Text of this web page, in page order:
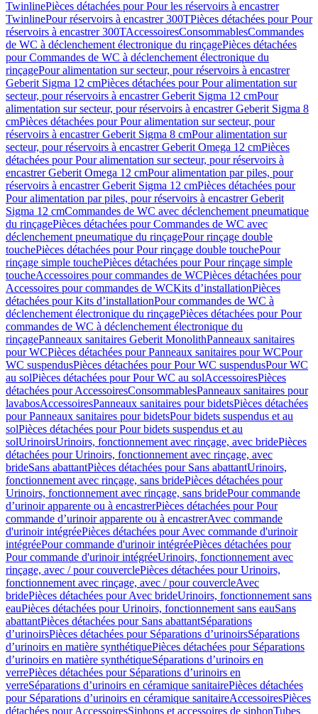
TwinlinePièces détachées pour Pour les réservoirs à encastrer
TwinlinePour réservoirs à encastrer 300TPièces détachées pour Pour
réservoirs à encastrer 300TAccessoiresConsommablesCommandes
de WC à déclenchement électronique du rinçagePièces détachées
pour Commandes de WC à déclenchement électronique du
rinçagePour alimentation sur secteur, pour réservoirs à encastrer
Geberit Sigma 12 cmPièces détachées pour Pour alimentation sur
secteur, pour réservoirs à encastrer Geberit Sigma 12 cmPour
alimentation sur secteur, pour réservoirs à encastrer Geberit Sigma 8
cmPièces détachées pour Pour alimentation sur secteur, pour
réservoirs à encastrer Geberit Sigma 8 cmPour alimentation sur
secteur, pour réservoirs à encastrer Geberit Omega 12 cmPièces
détachées pour Pour alimentation sur secteur, pour réservoirs à
encastrer Geberit Omega 12 cmPour alimentation par piles, pour
réservoirs à encastrer Geberit Sigma 12 cmPièces détachées pour
Pour alimentation par piles, pour réservoirs à encastrer Geberit
Sigma 12 cmCommandes de WC avec déclenchement pneumatique
du rinçagePièces détachées pour Commandes de WC avec
déclenchement pneumatique du rinçagePour rinçage double
touchePièces détachées pour Pour rinçage double touchePour
rinçage simple touchePièces détachées pour Pour rinçage simple
toucheAccessoires pour commandes de WCPièces détachées pour
Accessoires pour commandes de WCKits d’installationPièces
détachées pour Kits d’installationPour commandes de WC à
déclenchement électronique du rinçagePièces détachées pour Pour
commandes de WC à déclenchement électronique du
rinçagePanneaux sanitaires Geberit MonolithPanneaux sanitaires
pour WCPièces détachées pour Panneaux sanitaires pour WCPour
WC suspendusPièces détachées pour Pour WC suspendusPour WC
au solPièces détachées pour Pour WC au solAccessoiresPièces
détachées pour AccessoiresConsommablesPanneaux sanitaires pour
lavabosAccessoiresPanneaux sanitaires pour bidetsPièces détachées
pour Panneaux sanitaires pour bidetsPour bidets suspendus et au
solPièces détachées pour Pour bidets suspendus et au
solUrinoirsUrinoirs, fonctionnement avec rinçage, avec bridePièces
détachées pour Urinoirs, fonctionnement avec rinçage, avec
brideSans abattantPièces détachées pour Sans abattantUrinoirs,
fonctionnement avec rinçage, sans bridePièces détachées pour
Urinoirs, fonctionnement avec rinçage, sans bridePour commande
d’urinoir apparente ou à encastrerPièces détachées pour Pour
commande d’urinoir apparente ou à encastrerAvec commande
d'urinoir intégréePièces détachées pour Avec commande d'urinoir
intégréePour commande d'urinoir intégréePièces détachées pour
Pour commande d'urinoir intégréeUrinoirs, fonctionnement avec
rinçage, avec / pour couverclePièces détachées pour Urinoirs,
fonctionnement avec rinçage, avec / pour couvercleAvec
bridePièces détachées pour Avec brideUrinoirs, fonctionnement sans
eauPièces détachées pour Urinoirs, fonctionnement sans eauSans
abattantPièces détachées pour Sans abattantSéparations
d’urinoirsPièces détachées pour Séparations d’urinoirsSéparations
d’urinoirs en matière synthétiquePièces détachées pour Séparations
d’urinoirs en matière synthétiqueSéparations d’urinoirs en
verrePièces détachées pour Séparations d’urinoirs en
verreSéparations d’urinoirs en céramique sanitairePièces détachées
pour Séparations d’urinoirs en céramique sanitaireAccessoiresPièces
détachées pour AccessoiresSiphons et accessoires de siphonTubes